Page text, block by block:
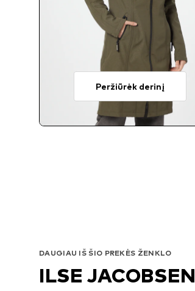
Peržiūrėk derinį
DAUGIAU IŠ ŠIO PREKĖS ŽENKLO
ILSE JACOBSEN